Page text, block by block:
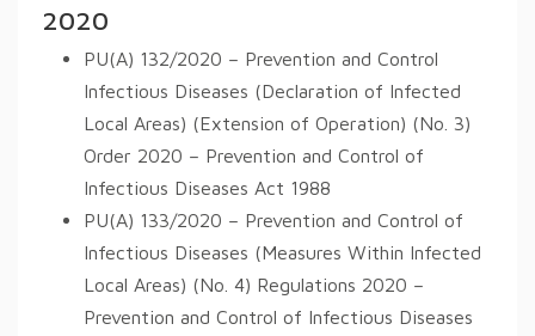
2020
PU(A) 132/2020 – Prevention and Control
Infectious Diseases (Declaration of Infected
Local Areas) (Extension of Operation) (No. 3)
Order 2020 – Prevention and Control of
Infectious Diseases Act 1988
PU(A) 133/2020 – Prevention and Control of
Infectious Diseases (Measures Within Infected
Local Areas) (No. 4) Regulations 2020 –
Prevention and Control of Infectious Diseases